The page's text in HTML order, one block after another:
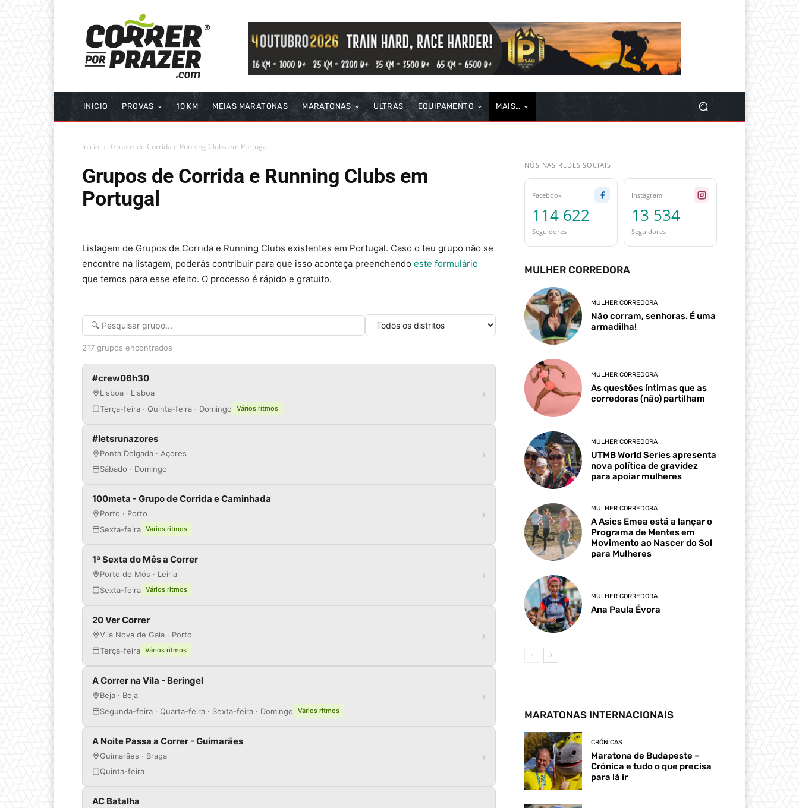
INICIO PROVAS 10 KM MEIAS MARATONAS MARATONAS ULTRAS EQUIPAMENTO MAIS…
Início Grupos de Corrida e Running Clubs em Portugal
Grupos de Corrida e Running Clubs em
Portugal
Listagem de Grupos de Corrida e Running Clubs existentes em Portugal. Caso o teu grupo não se
encontre na listagem, poderás contribuir para que isso aconteça preenchendo este formulário
que temos para esse efeito. O processo é rápido e gratuito.
217 grupos encontrados
#crew06h30
Lisboa · Lisboa
Terça-feira · Quinta-feira · Domingo
Vários ritmos
›
#letsrunazores
Ponta Delgada · Açores
Sábado · Domingo
›
100meta - Grupo de Corrida e Caminhada
Porto · Porto
Sexta-feira Vários ritmos
›
1ª Sexta do Mês a Correr
Porto de Mós · Leiria
Sexta-feira Vários ritmos
›
20 Ver Correr
Vila Nova de Gaia · Porto
Terça-feira Vários ritmos
›
A Correr na Vila - Beringel
Beja · Beja
Segunda-feira · Quarta-feira · Sexta-feira · Domingo
Vários ritmos
›
A Noite Passa a Correr - Guimarães
Guimarães · Braga
Quinta-feira
›
AC Batalha
NÓS NAS REDES SOCIAIS
Facebook
114 622
Seguidores
Instagram
13 534
Seguidores
MULHER CORREDORA
MULHER CORREDORA
Não corram, senhoras. É uma
armadilha!
MULHER CORREDORA
As questões íntimas que as
corredoras (não) partilham
MULHER CORREDORA
UTMB World Series apresenta
nova política de gravidez
para apoiar mulheres
MULHER CORREDORA
A Asics Emea está a lançar o
Programa de Mentes em
Movimento ao Nascer do Sol
para Mulheres
MULHER CORREDORA
Ana Paula Évora
MARATONAS INTERNACIONAIS
CRÓNICAS
Maratona de Budapeste –
Crónica e tudo o que precisa
para lá ir